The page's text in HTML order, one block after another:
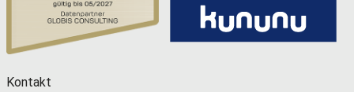
Kontakt